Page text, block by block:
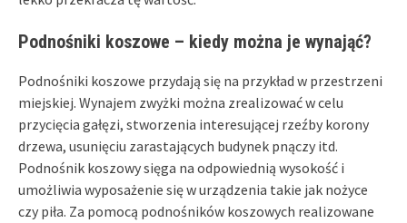
Podnośniki koszowe – kiedy można je wynająć?
Podnośniki koszowe przydają się na przykład w przestrzeni
miejskiej. Wynajem zwyżki można zrealizować w celu
przycięcia gałęzi, stworzenia interesującej rzeźby korony
drzewa, usunięciu zarastających budynek pnączy itd.
Podnośnik koszowy sięga na odpowiednią wysokość i
umożliwia wyposażenie się w urządzenia takie jak nożyce
czy piła. Za pomocą podnośników koszowych realizowane